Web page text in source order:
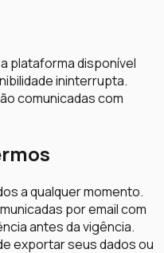
plataforma disponível
ininterrupta.
comunicadas com
a qualquer momento.
por email com
antes da vigência.
exportar seus dados ou